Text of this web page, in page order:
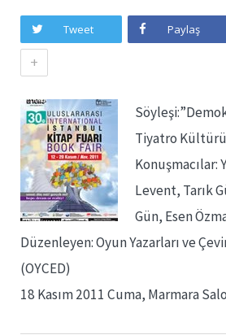
Tweet Paylaş
+
Tiyatro
Konuşmacılar:
Levent, Tarık
Gün, Esen
Düzenleyen: Oyun Yazarları ve
(OYCED)
18 Kasım 2011 Cuma, Marmara